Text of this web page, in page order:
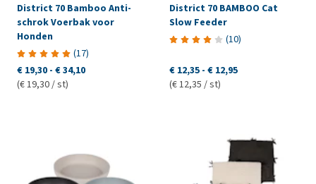
District 70 Bamboo Anti-
schrok Voerbak voor
Honden
(17)
€ 19,30 - € 34,10
(€ 19,30 / st)
District 70 BAMBOO Cat
Slow Feeder
(10)
€ 12,35 - € 12,95
(€ 12,35 / st)